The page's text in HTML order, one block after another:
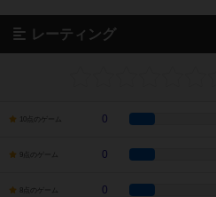
レーティング
10点のゲーム 0
9点のゲーム 0
8点のゲーム 0